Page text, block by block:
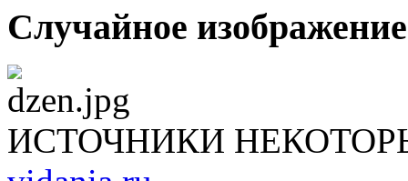
Случайное изображение
ИСТОЧНИКИ